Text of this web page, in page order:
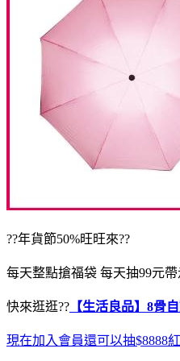
??年貨節50%旺旺來??
每天整點搶福袋 每天抽99元
快來逛逛?? 【生活良品】8骨
現在加入會員還可以抽$8888